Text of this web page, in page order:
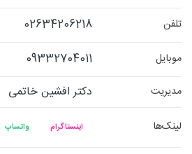
تلفن
02634206218
موبایل 09332704011
مدیریت دکتر افشین خاتمی
لینک‌ها واتساپ اینستاگرام